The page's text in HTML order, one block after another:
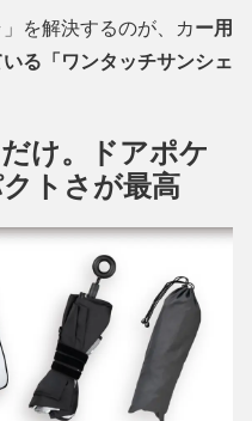
を解決するのが、カー用
る「ワンタッチサンシェ
け。ドアポケ
トさが最高